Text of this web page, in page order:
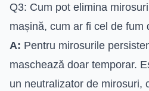
Q3: Cum pot elimina
mașină, cum ar fi cel de fum
A: Pentru mirosurile
maschează doar temporar.
un neutralizator de mirosuri,